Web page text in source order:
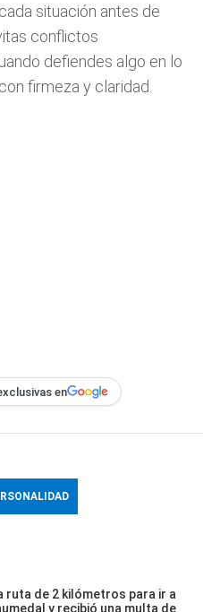
situación antes de
conflictos
defiendes algo en lo
firmeza y claridad.
en
ruta de 2 kilómetros para ir a
y recibió una multa de